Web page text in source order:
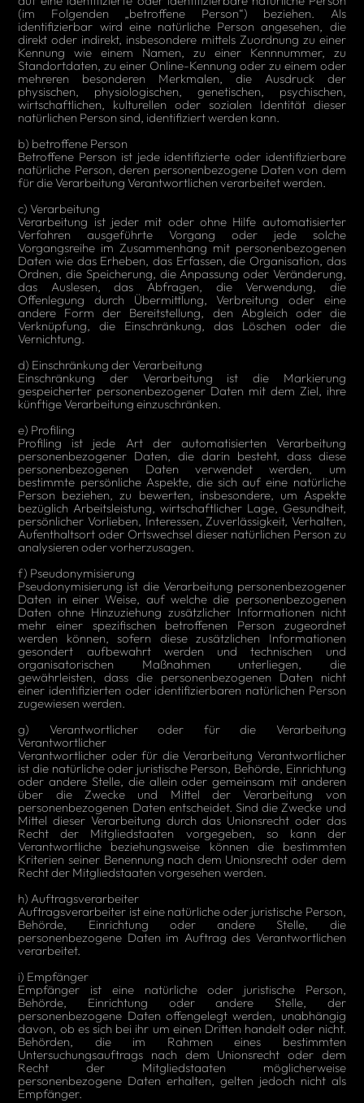
(im Folgenden „betroffene Person“) beziehen. Als
identifizierbar wird eine natürliche Person angesehen, die
direkt oder indirekt, insbesondere mittels Zuordnung zu einer
Kennung wie einem Namen, zu einer Kennnummer, zu
Standortdaten, zu einer Online-Kennung oder zu einem oder
mehreren besonderen Merkmalen, die Ausdruck der
physischen, physiologischen, genetischen, psychischen,
wirtschaftlichen, kulturellen oder sozialen Identität dieser
natürlichen Person sind, identifiziert werden kann.
b) betroffene Person
Betroffene Person ist jede identifizierte oder identifizierbare
natürliche Person, deren personenbezogene Daten von dem
für die Verarbeitung Verantwortlichen verarbeitet werden.
c) Verarbeitung
Verarbeitung ist jeder mit oder ohne Hilfe automatisierter
Verfahren ausgeführte Vorgang oder jede solche
Vorgangsreihe im Zusammenhang mit personenbezogenen
Daten wie das Erheben, das Erfassen, die Organisation, das
Ordnen, die Speicherung, die Anpassung oder Veränderung,
das Auslesen, das Abfragen, die Verwendung, die
Offenlegung durch Übermittlung, Verbreitung oder eine
andere Form der Bereitstellung, den Abgleich oder die
Verknüpfung, die Einschränkung, das Löschen oder die
Vernichtung.
d) Einschränkung der Verarbeitung
Einschränkung der Verarbeitung ist die Markierung
gespeicherter personenbezogener Daten mit dem Ziel, ihre
künftige Verarbeitung einzuschränken.
e) Profiling
Profiling ist jede Art der automatisierten Verarbeitung
personenbezogener Daten, die darin besteht, dass diese
personenbezogenen Daten verwendet werden, um
bestimmte persönliche Aspekte, die sich auf eine natürliche
Person beziehen, zu bewerten, insbesondere, um Aspekte
bezüglich Arbeitsleistung, wirtschaftlicher Lage, Gesundheit,
persönlicher Vorlieben, Interessen, Zuverlässigkeit, Verhalten,
Aufenthaltsort oder Ortswechsel dieser natürlichen Person zu
analysieren oder vorherzusagen.
f) Pseudonymisierung
Pseudonymisierung ist die Verarbeitung personenbezogener
Daten in einer Weise, auf welche die personenbezogenen
Daten ohne Hinzuziehung zusätzlicher Informationen nicht
mehr einer spezifischen betroffenen Person zugeordnet
werden können, sofern diese zusätzlichen Informationen
gesondert aufbewahrt werden und technischen und
organisatorischen Maßnahmen unterliegen, die
gewährleisten, dass die personenbezogenen Daten nicht
einer identifizierten oder identifizierbaren natürlichen Person
zugewiesen werden.
g) Verantwortlicher oder für die Verarbeitung
Verantwortlicher
Verantwortlicher oder für die Verarbeitung Verantwortlicher
ist die natürliche oder juristische Person, Behörde, Einrichtung
oder andere Stelle, die allein oder gemeinsam mit anderen
über die Zwecke und Mittel der Verarbeitung von
personenbezogenen Daten entscheidet. Sind die Zwecke und
Mittel dieser Verarbeitung durch das Unionsrecht oder das
Recht der Mitgliedstaaten vorgegeben, so kann der
Verantwortliche beziehungsweise können die bestimmten
Kriterien seiner Benennung nach dem Unionsrecht oder dem
Recht der Mitgliedstaaten vorgesehen werden.
h) Auftragsverarbeiter
Auftragsverarbeiter ist eine natürliche oder juristische Person,
Behörde, Einrichtung oder andere Stelle, die
personenbezogene Daten im Auftrag des Verantwortlichen
verarbeitet.
i) Empfänger
Empfänger ist eine natürliche oder juristische Person,
Behörde, Einrichtung oder andere Stelle, der
personenbezogene Daten offengelegt werden, unabhängig
davon, ob es sich bei ihr um einen Dritten handelt oder nicht.
Behörden, die im Rahmen eines bestimmten
Untersuchungsauftrags nach dem Unionsrecht oder dem
Recht der Mitgliedstaaten möglicherweise
personenbezogene Daten erhalten, gelten jedoch nicht als
Empfänger.